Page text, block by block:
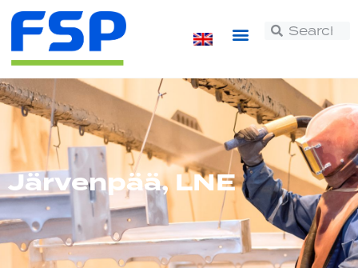
Järvenpää, LNE